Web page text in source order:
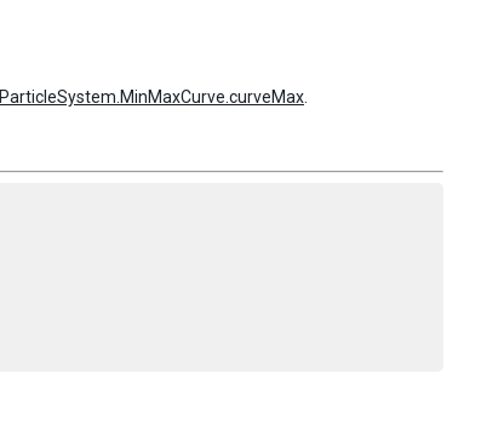
ParticleSystem.MinMaxCurve.curveMax